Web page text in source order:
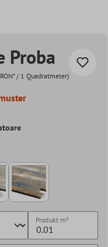
Proba
/ 1 Quadratmeter)
Produkt m²